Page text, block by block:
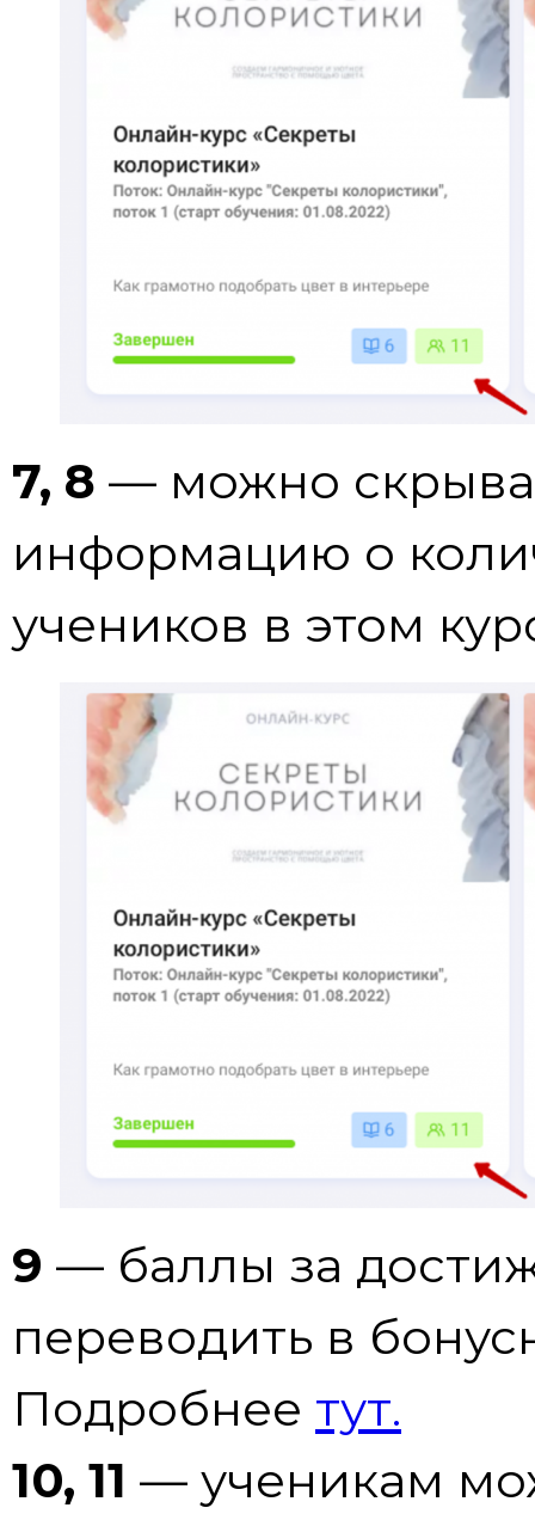
7, 8 — можно
информацию о
учеников в этом
9 — баллы за
переводить в
Подробнее тут.
10, 11 — ученикам